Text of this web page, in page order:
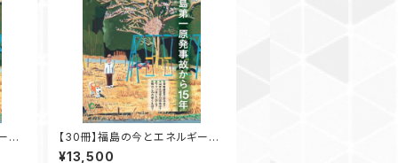
の
【30冊】福島の今とエネルギーの
未来2026 図でみる 福島第一
¥13,500